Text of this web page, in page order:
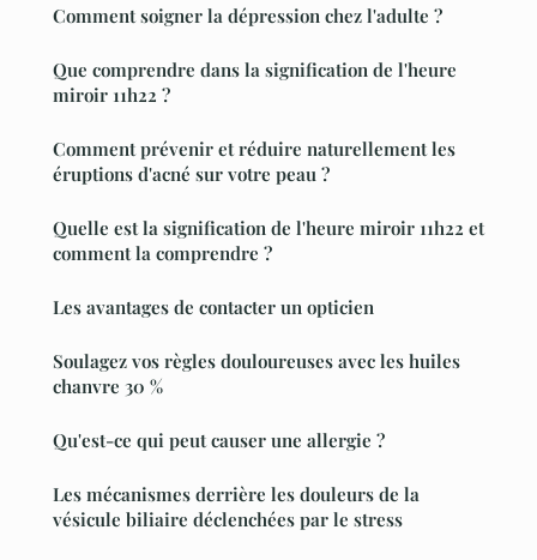
Comment soigner la dépression chez l'adulte ?
Que comprendre dans la signification de l'heure
miroir 11h22 ?
Comment prévenir et réduire naturellement les
éruptions d'acné sur votre peau ?
Quelle est la signification de l'heure miroir 11h22 et
comment la comprendre ?
Les avantages de contacter un opticien
Soulagez vos règles douloureuses avec les huiles
chanvre 30 %
Qu'est-ce qui peut causer une allergie ?
Les mécanismes derrière les douleurs de la
vésicule biliaire déclenchées par le stress